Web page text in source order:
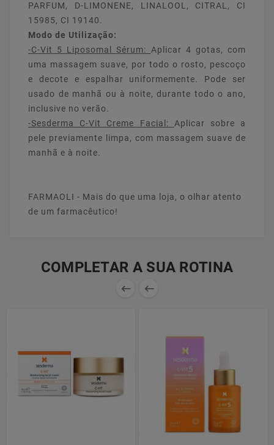
PARFUM, D-LIMONENE, LINALOOL, CITRAL, CI
15985, CI 19140.
Modo de Utilização:
-C-Vit 5 Liposomal Sérum: Aplicar 4 gotas, com
uma massagem suave, por todo o rosto, pescoço
e decote e espalhar uniformemente. Pode ser
usado de manhã ou à noite, durante todo o ano,
inclusive no verão.
-Sesderma C-Vit Creme Facial: Aplicar sobre a
pele previamente limpa, com massagem suave de
manhã e à noite.
FARMAOLI - Mais do que uma loja, o olhar atento
de um farmacêutico!
COMPLETAR A SUA ROTINA
 